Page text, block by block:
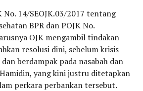
No. 14/SEOJK.03/2017 tentang
BPR dan POJK No.
OJK mengambil tindakan
resolusi dini, sebelum krisis
berdampak pada nasabah dan
yang kini justru ditetapkan
perkara perbankan tersebut.